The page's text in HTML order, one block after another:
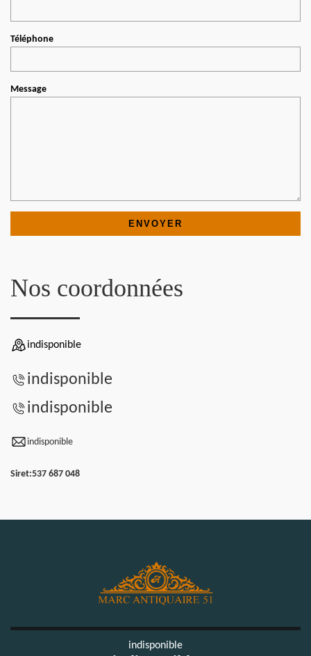
Téléphone
Message
Nos coordonnées
indisponible
indisponible
indisponible
indisponible
Siret:537 687 048
indisponible